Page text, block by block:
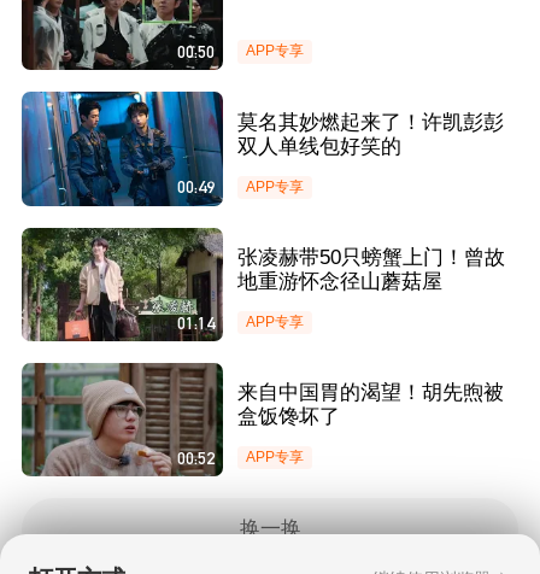
00:50 APP专享
00:49
莫名其妙燃起来了！许凯彭彭
双人单线包好笑的
APP专享
01:14
张凌赫带50只螃蟹上门！曾故
地重游怀念径山蘑菇屋
APP专享
00:52
来自中国胃的渴望！胡先煦被
盒饭馋坏了
APP专享
换一换